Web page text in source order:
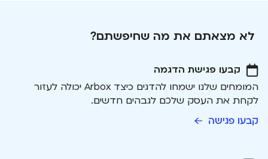
לא מצאתם את מה שחיפשתם?
קבעו פגישת הדגמה
המומחים שלנו ישמחו להדגים כיצד Arbox יכולה לעזור
לקחת את העסק שלכם לגבהים חדשים.
קבעו פגישה